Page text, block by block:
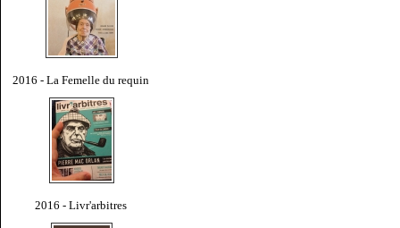
2016 - La Femelle du requin
2016 - Livr'arbitres